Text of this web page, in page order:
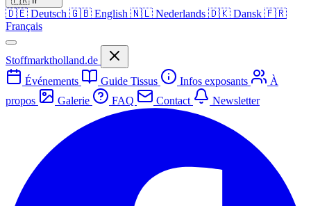
🇩🇪 Deutsch 🇬🇧 English 🇳🇱 Nederlands 🇩🇰 Dansk 🇫🇷
Français
Stoffmarktholland.de
Événements
Guide Tissus Infos exposants
À
propos
Galerie FAQ Contact Newsletter